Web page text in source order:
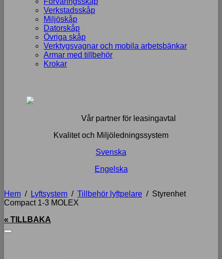
Verkstadsskåp
Miljöskåp
Datorskåp
Övriga skåp
Verktygsvagnar och mobila arbetsbänkar
Armar med tillbehör
Krokar
Vår partner för leasingavtal
Kvalitet och Miljöledningssystem
Svenska
Engelska
Hem / Lyftsystem / Tillbehör lyftpelare / Styrenhet
Compact 1-3 MOLEX
« TILLBAKA